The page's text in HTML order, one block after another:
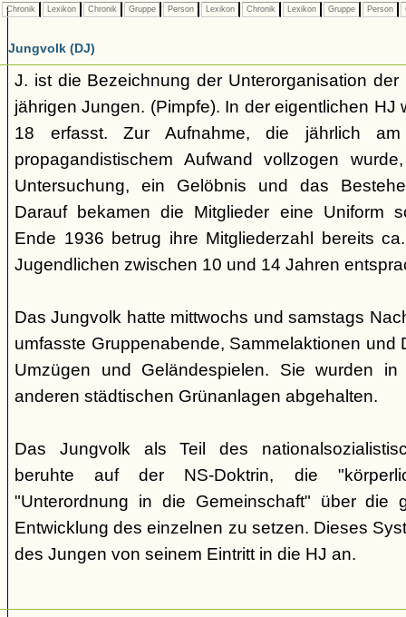
Chronik Lexikon Chronik Gruppe Person Lexikon Chronik Lexikon Gruppe Person
Jungvolk (DJ)
J. ist die Bezeichnung der Unterorganisation
jährigen Jungen. (Pimpfe). In der eigentlichen HJ
18 erfasst. Zur Aufnahme, die jährlich
propagandistischem Aufwand vollzogen
Untersuchung, ein Gelöbnis und das
Darauf bekamen die Mitglieder eine Uniform
Ende 1936 betrug ihre Mitgliederzahl bereits
Jugendlichen zwischen 10 und 14 Jahren
Das Jungvolk hatte mittwochs und samstags
umfasste Gruppenabende, Sammelaktionen und
Umzügen und Geländespielen. Sie wurden
anderen städtischen Grünanlagen abgehalten.
Das Jungvolk als Teil des
beruhte auf der NS-Doktrin, die
"Unterordnung in die Gemeinschaft" über die
Entwicklung des einzelnen zu setzen. Dieses
des Jungen von seinem Eintritt in die HJ an.